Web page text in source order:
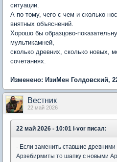
ситуации.
А по тому, чего с чем и сколько
внятных объяснений.
Хорошо бы образцово-
мультикамней,
сколько древних, сколько новых,
сочетаниях.
Изменено: ИзиМен Голдовский,
Вестник
22 май 2026
22 май 2026 - 10:01 i-vor писал:
- Если заменить ставшие
Арзебирмиты то шапку с новыми